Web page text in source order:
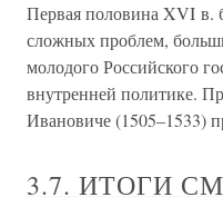
Первая половина XVI в.
сложных проблем,
молодого Российского
внутренней политике.
Ивановиче (1505–1533)
3.7. ИТОГИ